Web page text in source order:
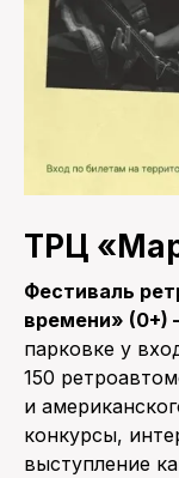
ТРЦ «
Фестиваль
времени» (0+)
парковке у
150
и
конкурсы,
выступление